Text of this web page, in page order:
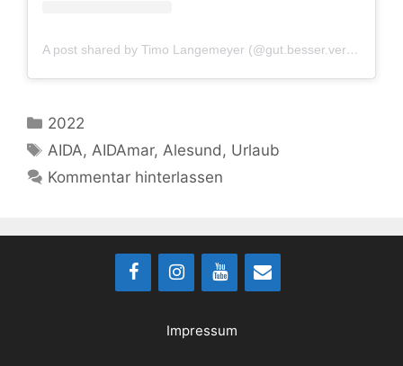
A post shared by Timo Langemeyer (@gut.besser.vermesser)
Kategorien
2022
Schlagwörter
AIDA, AIDAmar, Alesund , Urlaub
Kommentar hinterlassen
Impressum